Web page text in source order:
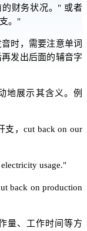
财务状况。" 或者
。"
时，需要注意单词
发出后面的辅音字
地展示其含义。例
，cut back on our
usage."
back on production
量、工作时间等方